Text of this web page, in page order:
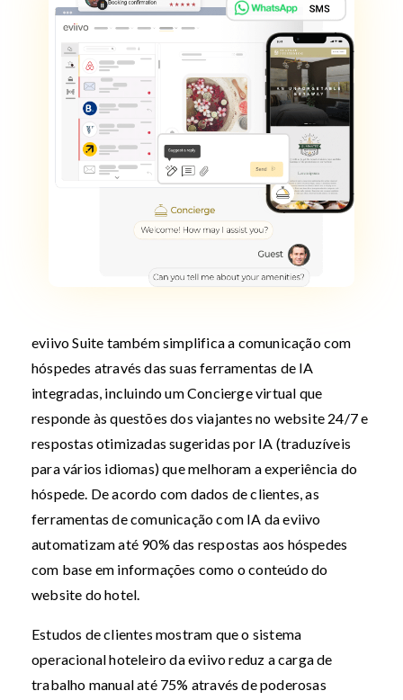
eviivo Suite também simplifica a comunicação com
hóspedes através das suas ferramentas de IA
integradas, incluindo um Concierge virtual que
responde às questões dos viajantes no website 24/7 e
respostas otimizadas sugeridas por IA (traduzíveis
para vários idiomas) que melhoram a experiência do
hóspede. De acordo com dados de clientes, as
ferramentas de comunicação com IA da eviivo
automatizam até 90% das respostas aos hóspedes
com base em informações como o conteúdo do
website do hotel.
Estudos de clientes mostram que o sistema
operacional hoteleiro da eviivo reduz a carga de
trabalho manual até 75% através de poderosas